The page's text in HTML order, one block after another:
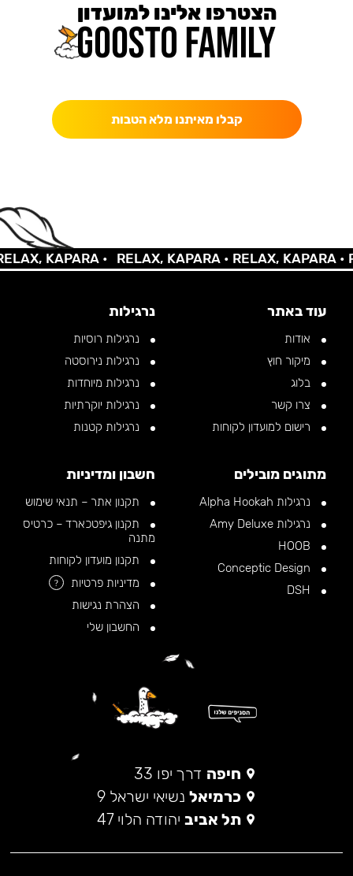
הצטרפו אלינו למועדון
קבלו מאיתנו מלא הטבות
KAPARA • RELAX, KAPARA •RELAX, KAPARA •
עוד באתר
אודות
מיקור חוץ
בלוג
צרו קשר
רישום למועדון לקוחות
נרגילות
נרגילות רוסיות
נרגילות נירוסטה
נרגילות מיוחדות
נרגילות יוקרתיות
נרגילות קטנות
מתוגים מובילים
נרגילות Alpha Hookah
נרגילות Amy Deluxe
חשבון ומדיניות
תקנון אתר – תנאי שימוש
תקנון גיפטכארד – כרטיס
מתנה
תקנון מועדון לקוחות
מדיניות פרטיות
?
הצהרת נגישות
החשבון שלי
חיפה דרך יפו 33
כרמיאל נשיאי ישראל 9
תל אביב יהודה הלוי 47